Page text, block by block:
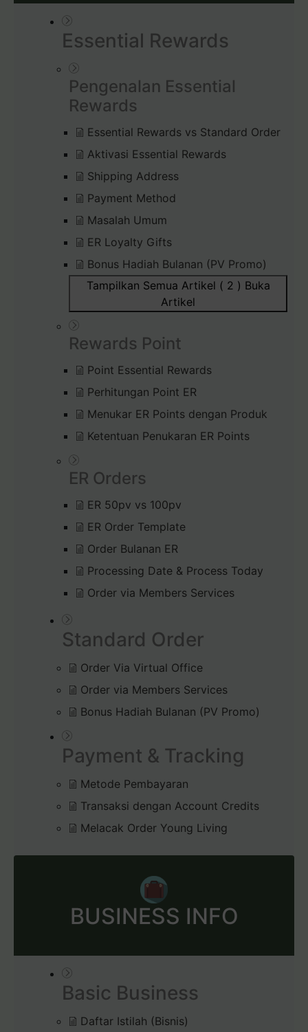
Essential Rewards
Pengenalan Essential
Rewards
Essential Rewards vs Standard Order
Aktivasi Essential Rewards
Shipping Address
Payment Method
Masalah Umum
ER Loyalty Gifts
Bonus Hadiah Bulanan (PV Promo)
Tampilkan Semua Artikel ( 2 ) Buka
Artikel
Rewards Point
Point Essential Rewards
Perhitungan Point ER
Menukar ER Points dengan Produk
Ketentuan Penukaran ER Points
ER Orders
ER 50pv vs 100pv
ER Order Template
Order Bulanan ER
Processing Date & Process Today
Order via Members Services
Standard Order
Order Via Virtual Office
Order via Members Services
Bonus Hadiah Bulanan (PV Promo)
Payment & Tracking
Metode Pembayaran
Transaksi dengan Account Credits
Melacak Order Young Living
BUSINESS INFO
Basic Business
Daftar Istilah (Bisnis)